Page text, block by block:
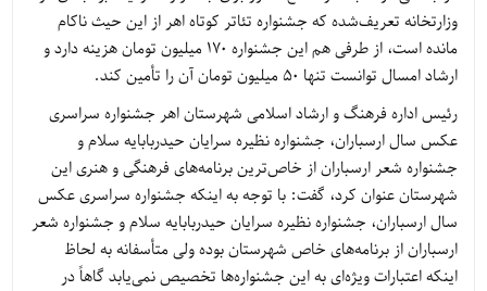
وزارتخانه تعریف‌شده که جشنواره تئاتر کوتاه اهر از این حیث ناکام
مانده است، از طرفی هم این جشنواره 170 میلیون تومان هزینه دارد و
ارشاد امسال توانست تنها 50 میلیون تومان آن را تأمین کند.
رئیس اداره فرهنگ و ارشاد اسلامی شهرستان اهر جشنواره سراسری
عکس سال ارسباران، جشنواره نظیره سرایان حیدربابایه سلام و
جشنواره شعر ارسباران از خاص‌ترین برنامه‌های فرهنگی و هنری این
شهرستان عنوان کرد، گفت: با توجه به اینکه جشنواره سراسری عکس
سال ارسباران، جشنواره نظیره سرایان حیدربابایه سلام و جشنواره شعر
ارسباران از برنامه‌های خاص شهرستان بوده ولی متأسفانه به لحاظ
اینکه اعتبارات ویژه‌ای به این جشنواره‌ها تخصیص نمی‌یابد گاهاً در